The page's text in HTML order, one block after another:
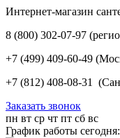
Интернет-магазин
8 (800) 302-07-97
+7 (499) 409-60-49
+7 (812) 408-08-31
Заказать звонок
пн вт ср чт пт сб вс
График работы